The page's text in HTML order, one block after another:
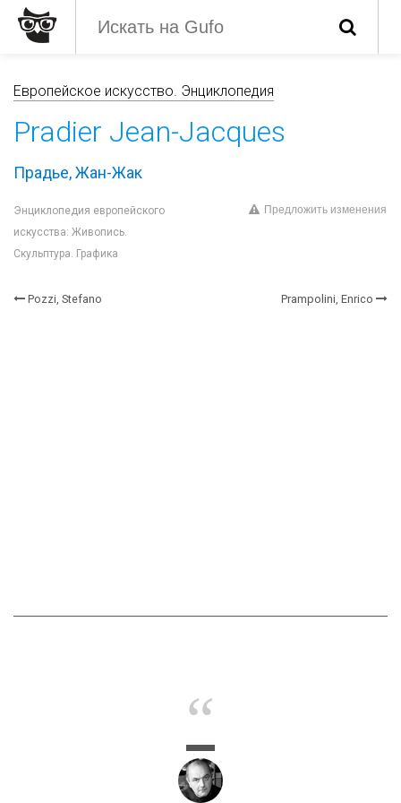
Европейское искусство. Энциклопедия
Pradier Jean-Jacques
Прадье, Жан-Жак
Энциклопедия европейского
искусства: Живопись.
Скульптура. Графика
Предложить изменения
Pozzi, Stefano Prampolini, Enrico